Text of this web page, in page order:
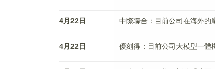
4月22日 中際聯合：目前公司在海外的
4月22日 優刻得：目前公司大模型一體